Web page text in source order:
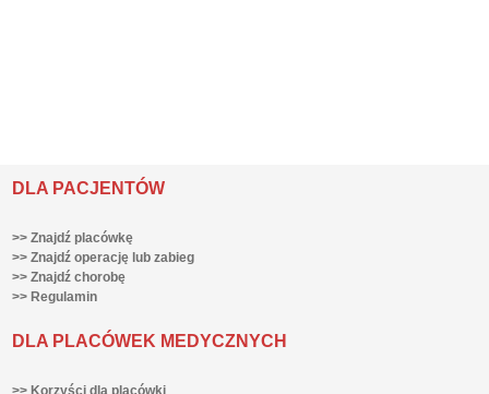
DLA PACJENTÓW
>> Znajdź placówkę
>> Znajdź operację lub zabieg
>> Znajdź chorobę
>> Regulamin
DLA PLACÓWEK MEDYCZNYCH
>> Korzyści dla placówki